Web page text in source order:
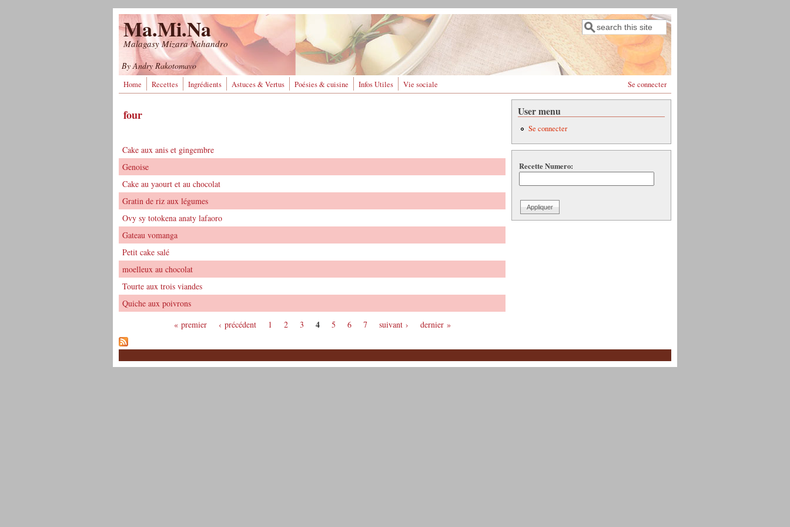
Ma.Mi.Na
Malagasy Mizara Nahandro
Formulaire de recherche
Rechercher
By Andry Rakotomavo
Home Recettes Ingrédients Astuces & Vertus Poésies & cuisine Infos Utiles Vie sociale Se connecter
four
Cake aux anis et gingembre
Genoise
Cake au yaourt et au chocolat
Gratin de riz aux légumes
Ovy sy totokena anaty lafaoro
Gateau vomanga
Petit cake salé
moelleux au chocolat
Tourte aux trois viandes
Quiche aux poivrons
« premier ‹ précédent 1 2 3 4 5 6 7 suivant › dernier »
User menu
Se connecter
Recette Numero: